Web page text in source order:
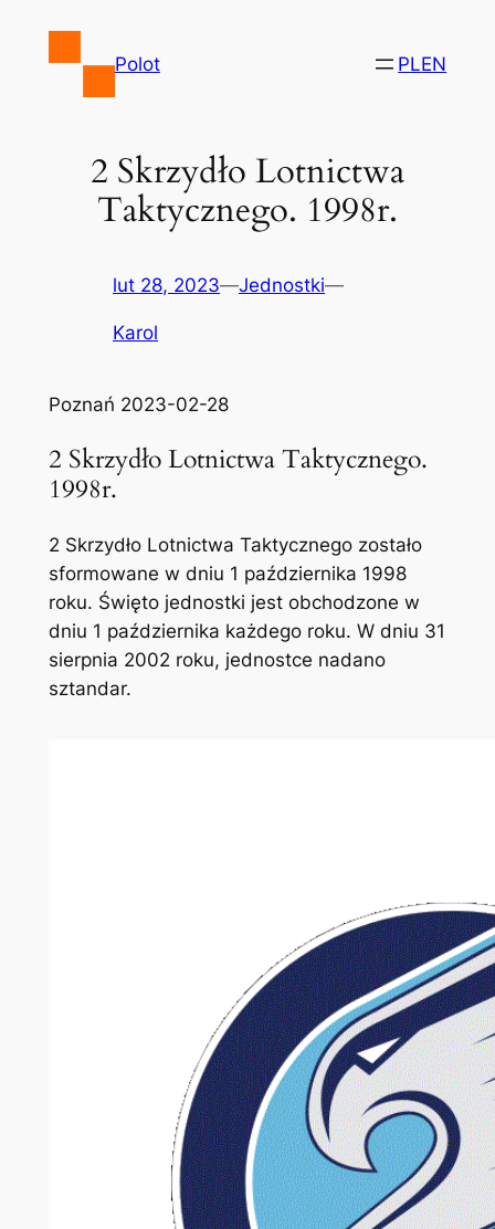
Polot PLEN
2 Skrzydło Lotnictwa
Taktycznego. 1998r.
lut 28, 2023—Jednostki—
Karol
Poznań 2023-02-28
2 Skrzydło Lotnictwa Taktycznego.
1998r.
2 Skrzydło Lotnictwa Taktycznego zostało
sformowane w dniu 1 października 1998
roku. Święto jednostki jest obchodzone w
dniu 1 października każdego roku. W dniu 31
sierpnia 2002 roku, jednostce nadano
sztandar.